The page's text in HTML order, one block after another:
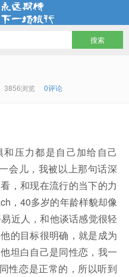
3856浏览 0评论
压力都是自己加给自己
会儿，我被以上那句话深
，和现在流行的当下的力
，40多岁的年龄样貌却像
近人，和他谈话感觉很轻
的目标很明确，就是成为
坦白自己是同性恋，我一
性恋是正常的，所以听到